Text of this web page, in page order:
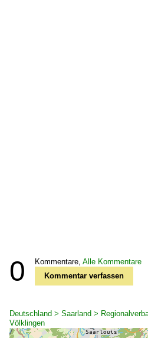
0 Kommentare, Alle Kommentare
Kommentar verfassen
Deutschland > Saarland >
Völklingen